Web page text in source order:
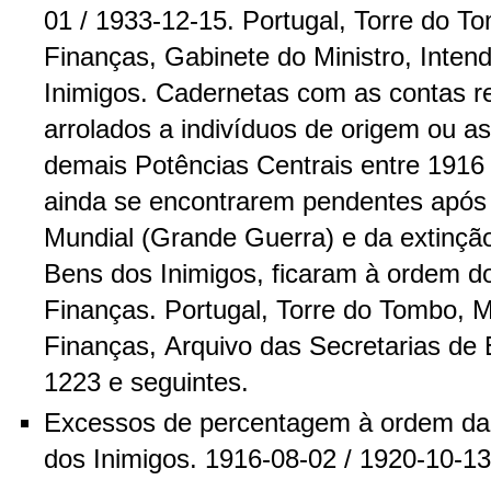
01 / 1933-12-15. Portugal, Torre do
Finanças, Gabinete do Ministro,
Inimigos. Cadernetas com as contas
arrolados a indivíduos de origem ou
demais Potências Centrais entre
ainda se encontrarem pendentes
Mundial (Grande Guerra) e da
Bens dos Inimigos, ficaram à ordem
Finanças. Portugal, Torre do Tombo,
Finanças, Arquivo das Secretarias de
1223 e seguintes.
Excessos de percentagem à ordem
dos Inimigos. 1916-08-02 / 1920-10-